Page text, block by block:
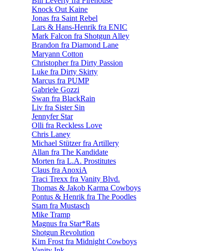
Knock Out Kaine
Jonas fra Saint Rebel
Lars & Hans-Henrik fra ENIC
Mark Falcon fra Shotgun Alley
Brandon fra Diamond Lane
Maryann Cotton
Christopher fra Dirty Passion
Luke fra Dirty Skirty
Marcus fra PUMP
Gabriele Gozzi
Swan fra BlackRain
Liv fra Sister Sin
Jennyfer Star
Olli fra Reckless Love
Chris Laney
Michael Stützer fra Artillery
Allan fra The Kandidate
Morten fra L.A. Prostitutes
Claus fra AnoxiA
Traci Trexx fra Vanity Blvd.
Thomas & Jakob Karma Cowboys
Pontus & Henrik fra The Poodles
Stam fra Mustasch
Mike Tramp
Magnus fra Star*Rats
Shotgun Revolution
Kim Frost fra Midnight Cowboys